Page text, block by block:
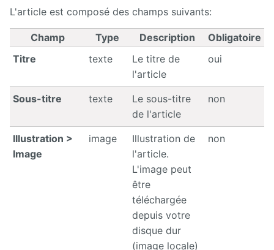
d'installation
et
d'exploitation
Manuel
d'administration
Manuel de
paramétrage
d'intégration
Manuel
L'article est composé des champs suivants:
Champ Type Description
Obligatoire
Titre
texte
Le titre de
l'article
oui
Sous-titre texte
Le sous-titre
de l'article
non
Illustration >
Image
image
Illustration de
l'article.
L'image peut
être
téléchargée
depuis votre
disque dur
(image locale)
non